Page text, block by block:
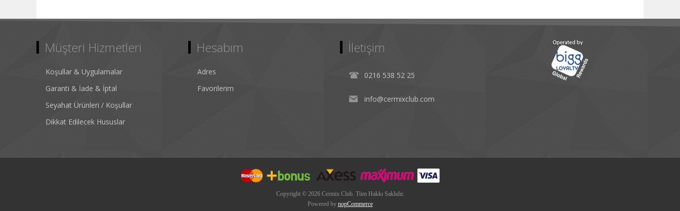
Müşteri Hizmetleri
Koşullar & Uygulamalar
Garanti & İade & İptal
Seyahat Ürünleri / Koşullar
Dikkat Edilecek Hususlar
Hesabım
Adres
Favorilerim
İletişim
0216 538 52 25
info@cermixclub.com
Copyright © 2026 Cermix Club. Tüm Hakkı Saklıdır.
Powered by nopCommerce